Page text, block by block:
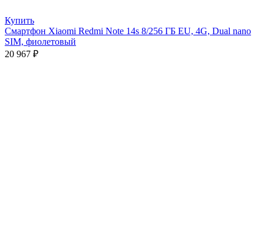
Купить
Смартфон Xiaomi Redmi Note 14s 8/256 ГБ EU, 4G, Dual nano
SIM, фиолетовый
20 967 ₽